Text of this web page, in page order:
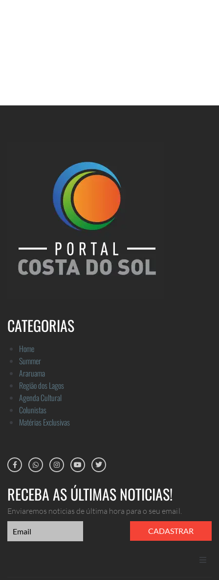
CATEGORIAS
Home
Summer
Araruama
Região dos Lagos
Agenda Cultural
Colunistas
Matérias Exclusivas
RECEBA AS ÚLTIMAS NOTICIAS!
Enviaremos noticias de última hora para o seu email.
CADASTRAR